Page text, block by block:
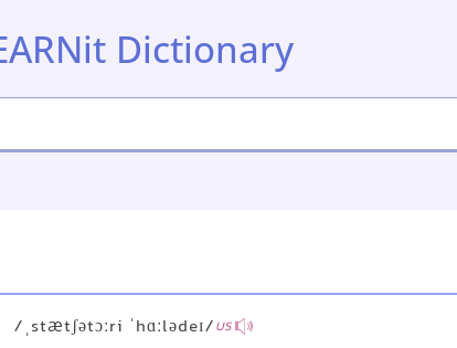
Dictionary
/ˌstætʃətɔːri ˈhɑːlədeɪ/US